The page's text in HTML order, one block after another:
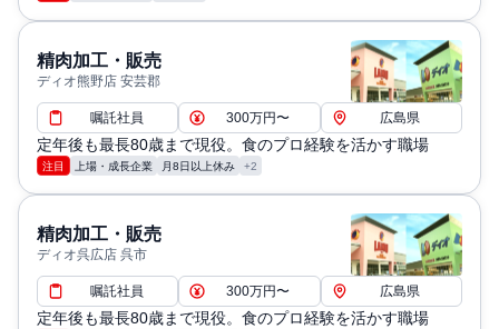
精肉加工・販売
ディオ熊野店 安芸郡
嘱託社員 300万円〜 広島県
定年後も最長80歳まで現役。食のプロ経験を活かす職場
注目 上場・成長企業 月8日以上休み +2
精肉加工・販売
ディオ呉広店 呉市
嘱託社員 300万円〜 広島県
定年後も最長80歳まで現役。食のプロ経験を活かす職場